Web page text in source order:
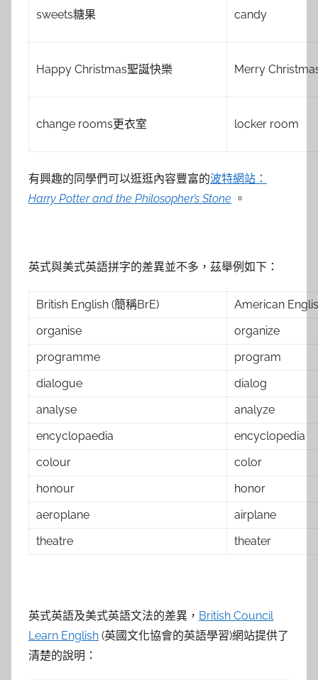
sweets糖果 candy
Happy Christmas聖誕快樂 Merry
change rooms更衣室 locker room
有興趣的同學們可以逛逛內容豐富的波特網站：
Harry Potter and the Philosopher’s Stone 。
英式與美式英語拼字的差異並不多，茲舉例如下：
British English (簡稱BrE)
American
organise
organize
programme
program
dialogue
dialog
analyse
analyze
encyclopaedia
encyclopedia
colour
color
honour
honor
aeroplane
airplane
theatre
theater
英式英語及美式英語文法的差異， British Council
Learn English (英國文化協會的英語學習)網站提供了
清楚的說明：